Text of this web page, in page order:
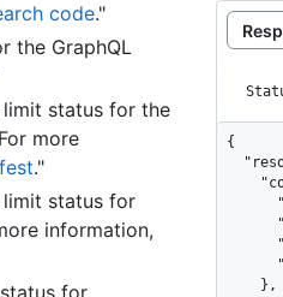
code."
the GraphQL
status for the
more
."
status for
information,
{